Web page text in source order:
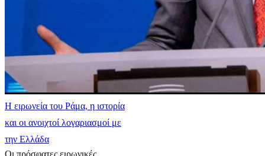
Η ειρωνεία του Ράμα, η ιστορία
και οι ανοιχτοί λογαριασμοί με
την Ελλάδα
Οι πρόσφατες ειρωνικές